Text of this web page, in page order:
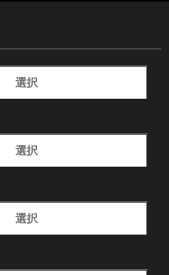
選択
選択
選択